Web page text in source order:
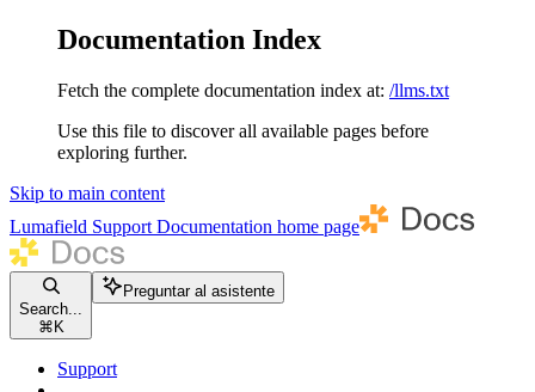
Documentation Index
Fetch the complete documentation index at: /llms.txt
Use this file to discover all available pages before
exploring further.
Skip to main content
Lumafield Support Documentation home page
Search...
⌘ K
Preguntar al asistente
Support